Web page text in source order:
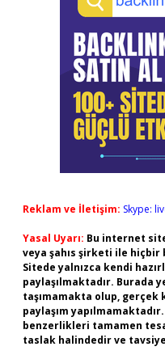
Reklam ve İletişim: Skype:
Yasal Uyarı: Bu internet
veya şahıs şirketi ile hiçbir
Sitede yalnızca kendi
paylaşılmaktadır. Burada
taşımamakta olup, gerçek
paylaşım
benzerlikleri tamamen
taslak halindedir ve